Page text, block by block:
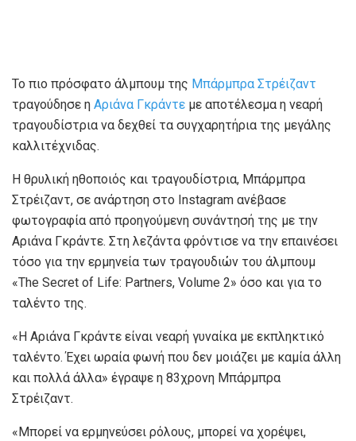
Το πιο πρόσφατο άλμπουμ της Μπάρμπρα Στρέιζαντ
τραγούδησε η Αριάνα Γκράντε με αποτέλεσμα η νεαρή
τραγουδίστρια να δεχθεί τα συγχαρητήρια της μεγάλης
καλλιτέχνιδας.
Η θρυλική ηθοποιός και τραγουδίστρια, Μπάρμπρα
Στρέιζαντ, σε ανάρτηση στο Instagram ανέβασε
φωτογραφία από προηγούμενη συνάντησή της με την
Αριάνα Γκράντε. Στη λεζάντα φρόντισε να την επαινέσει
τόσο για την ερμηνεία των τραγουδιών του άλμπουμ
«The Secret of Life: Partners, Volume 2» όσο και για το
ταλέντο της.
«Η Αριάνα Γκράντε είναι νεαρή γυναίκα με εκπληκτικό
ταλέντο. Έχει ωραία φωνή που δεν μοιάζει με καμία άλλη
και πολλά άλλα» έγραψε η 83χρονη Μπάρμπρα
Στρέιζαντ.
«Μπορεί να ερμηνεύσει ρόλους, μπορεί να χορέψει,